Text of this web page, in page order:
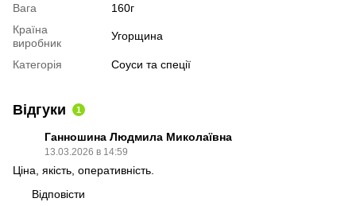
Вага
160г
Країна
виробник
Угорщина
Категорія Соуси та спеції
Відгуки 1
Ганношина Людмила Миколаївна
13.03.2026 в 14:59
Ціна, якість, оперативність.
Відповісти